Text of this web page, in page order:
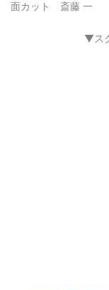
面カット 斎藤 一
▼ス